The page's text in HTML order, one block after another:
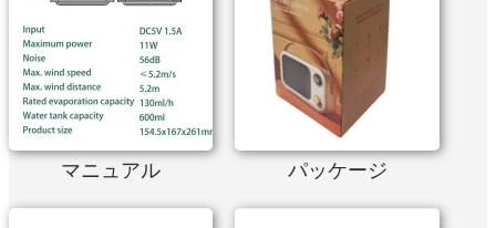
マニュアル パッケージ